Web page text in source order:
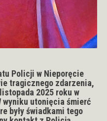
Policji w Nieporęcie
tragicznego zdarzenia,
2025 roku w
wyniku utonięcia śmierć
były świadkami tego